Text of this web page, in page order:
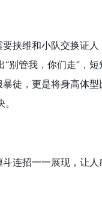
挟维和小队交换证
别管我，你们走”，
徒，更是将身高体
连招一一展现，让人